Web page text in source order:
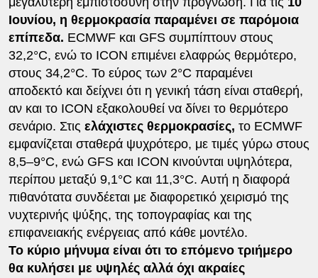
Ιουνίου, η θερμοκρασία παραμένει σε παρόμοια
επίπεδα. ECMWF και GFS συμπίπτουν στους
32,2°C, ενώ το ICON επιμένει ελαφρώς θερμότερο,
στους 34,2°C. Το εύρος των 2°C παραμένει
αποδεκτό και δείχνει ότι η γενική τάση είναι σταθερή,
αν και το ICON εξακολουθεί να δίνει το θερμότερο
σενάριο. Στις ελάχιστες θερμοκρασίες, το ECMWF
εμφανίζεται σταθερά ψυχρότερο, με τιμές γύρω στους
8,5–9°C, ενώ GFS και ICON κινούνται υψηλότερα,
περίπου μεταξύ 9,1°C και 11,3°C. Αυτή η διαφορά
πιθανότατα συνδέεται με διαφορετικό χειρισμό της
νυχτερινής ψύξης, της τοπογραφίας και της
επιφανειακής ενέργειας από κάθε μοντέλο.
Το κύριο μήνυμα είναι ότι το επόμενο τριήμερο
θα κυλήσει με υψηλές αλλά όχι ακραίες